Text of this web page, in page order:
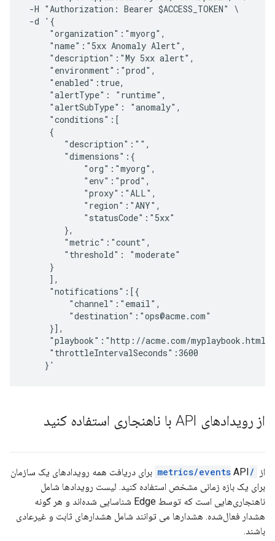
-H "Authorization: Bearer $ACCESS_TOKEN" \
-d '{
     "organization":"myorg",
     "name":"5xx Anomaly Alert",
     "description":"My 5xx alert",
     "environment":"prod",
     "enabled":true,
     "alertType": "runtime",
     "alertSubType": "anomaly",
     "conditions":[
     {
        "description":"",
        "dimensions":{
            "org":"myorg",
            "env":"prod",
            "proxy":"ALL",
            "region":"ANY",
            "statusCode":"5xx"
        },
        "metric":"count",
        "threshold": "moderate"
     }
     ],
     "notifications":[{
         "channel":"email",
         "destination":"ops@acme.com"
     }],
"playbook":"http://acme.com/
     "throttleIntervalSeconds":3600
از رویدادهای API با ناهنجاری استفاده کنید
از /metrics/events
API برای دریافت همه رویدادهای یک سازمان
برای یک بازه زمانی مشخص استفاده کنید. لیست رویدادها شامل
ناهنجاری‌هایی است که توسط Edge شناسایی شده‌اند و هر گونه
هشدار فعال‌شده. هشدارها می توانند شامل هشدارهای ثابت و غیرعادی
باشند.